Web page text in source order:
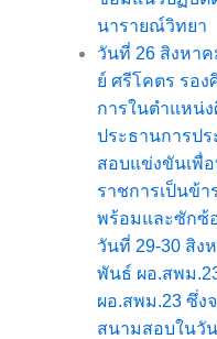
นารายณ์วิทยา
วันที่ 26 สิงหาค
ย์ ศรีโคตร รอ
การในตำแหน่
ประธานการป
สอบแข่งขันเพื่
ราชการเป็นข้า
พร้อมและซักซ้
วันที่ 29-30 สิง
พันธ์ ผอ.สพม
ผอ.สพม.23 ซึ่ง
สนามสอบในวั